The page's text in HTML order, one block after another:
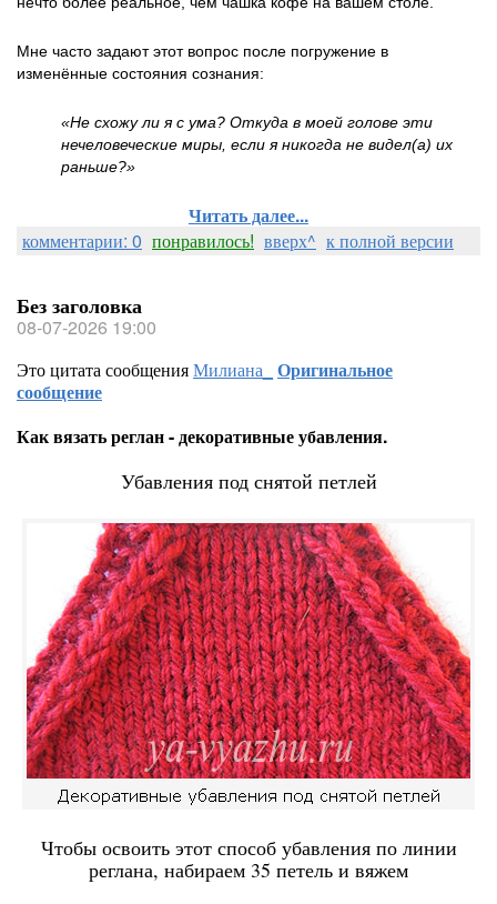
Мне часто задают этот вопрос после погружение в
изменённые состояния сознания:
«Не схожу ли я с ума? Откуда в моей голове эти
нечеловеческие миры, если я никогда не видел(а) их
раньше?»
Читать далее...
комментарии: 0 понравилось! вверх^ к полной версии
Без заголовка
08-07-2026 19:00
Это цитата сообщенияМилиана_ Оригинальное
сообщение
Как вязать реглан - декоративные убавления.
Убавления под снятой петлей
Чтобы освоить этот способ убавления по линии
реглана, набираем 35 петель и вяжем